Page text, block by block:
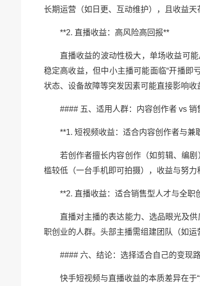
长期运营（如日更、互动维护），且收益
**2. 直播收益：高风险高回报**
直播收益的波动性极大，单场收益可
稳定高收益，但中小主播可能面临“开播即
状态、设备故障等突发因素可能直接影响收
#### 五、适用人群：内容创作者 vs 销
**1. 短视频收益：适合内容创作者与兼
若创作者擅长内容创作（如剪辑、编
槛较低（一台手机即可拍摄），收益与努力
**2. 直播收益：适合销售型人才与全职
直播对主播的表达能力、选品眼光及
职创业的人群。头部主播需组建团队（如
#### 六、结论：选择适合自己的变现
快手短视频与直播收益的本质差异在于